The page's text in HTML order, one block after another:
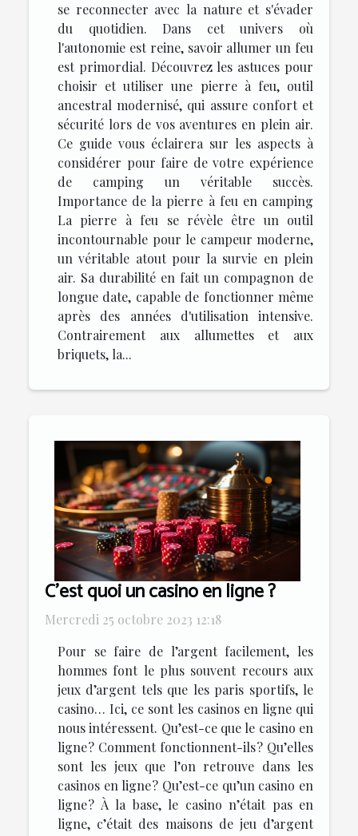
se reconnecter avec la nature et s'évader
du quotidien. Dans cet univers où
l'autonomie est reine, savoir allumer un feu
est primordial. Découvrez les astuces pour
choisir et utiliser une pierre à feu, outil
ancestral modernisé, qui assure confort et
sécurité lors de vos aventures en plein air.
Ce guide vous éclairera sur les aspects à
considérer pour faire de votre expérience
de camping un véritable succès.
Importance de la pierre à feu en camping
La pierre à feu se révèle être un outil
incontournable pour le campeur moderne,
un véritable atout pour la survie en plein
air. Sa durabilité en fait un compagnon de
longue date, capable de fonctionner même
après des années d'utilisation intensive.
Contrairement aux allumettes et aux
briquets, la...
C’est quoi un casino en ligne ?
Mercredi 25 octobre 2023 12:18
Pour se faire de l’argent facilement, les
hommes font le plus souvent recours aux
jeux d’argent tels que les paris sportifs, le
casino… Ici, ce sont les casinos en ligne qui
nous intéressent. Qu’est-ce que le casino en
ligne ? Comment fonctionnent-ils ? Qu’elles
sont les jeux que l’on retrouve dans les
casinos en ligne ? Qu’est-ce qu’un casino en
ligne ? À la base, le casino n’était pas en
ligne, c’était des maisons de jeu d’argent